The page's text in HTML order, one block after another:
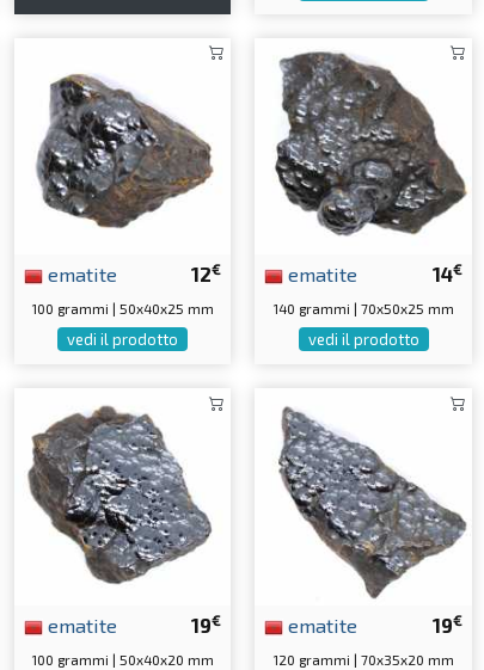
12€
ematite
100 grammi | 50x40x25 mm
vedi il prodotto
14€
ematite
140 grammi | 70x50x25 mm
vedi il prodotto
19€
ematite
100 grammi | 50x40x20 mm
19€
ematite
120 grammi | 70x35x20 mm